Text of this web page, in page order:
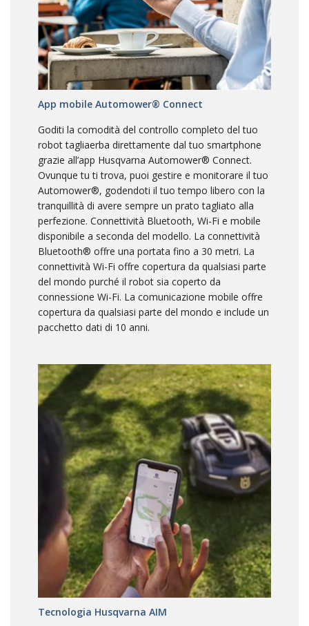
App mobile Automower® Connect
Goditi la comodità del controllo completo del tuo
robot tagliaerba direttamente dal tuo smartphone
grazie all’app Husqvarna Automower® Connect.
Ovunque tu ti trova, puoi gestire e monitorare il tuo
Automower®, godendoti il tuo tempo libero con la
tranquillità di avere sempre un prato tagliato alla
perfezione. Connettività Bluetooth, Wi-Fi e mobile
disponibile a seconda del modello. La connettività
Bluetooth® offre una portata fino a 30 metri. La
connettività Wi-Fi offre copertura da qualsiasi parte
del mondo purché il robot sia coperto da
connessione Wi-Fi. La comunicazione mobile offre
copertura da qualsiasi parte del mondo e include un
pacchetto dati di 10 anni.
Tecnologia Husqvarna AIM